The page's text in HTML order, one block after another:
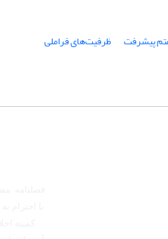
پیشرفت
ظرفیت‌های فراملی